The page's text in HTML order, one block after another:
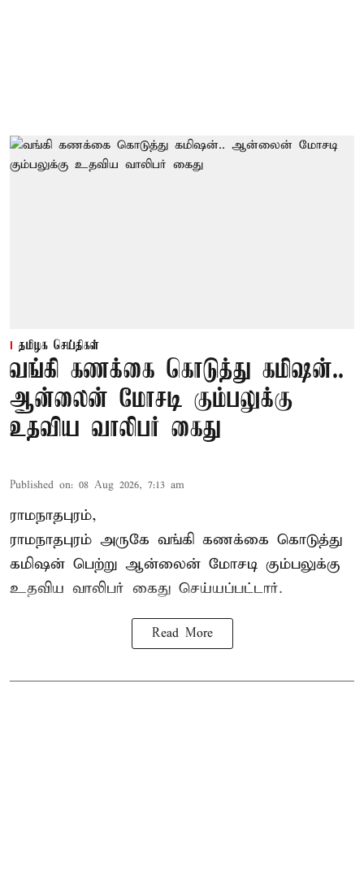
தமிழக செய்திகள்
வங்கி கணக்கை கொடுத்து கமிஷன்..
ஆன்லைன் மோசடி கும்பலுக்கு
உதவிய வாலிபர் கைது
Published on: 08 Aug 2026, 7:13 am
ராமநாதபுரம்,
ராமநாதபுரம் அருகே வங்கி கணக்கை கொடுத்து
கமிஷன் பெற்று ஆன்லைன் மோசடி கும்பலுக்கு
உதவிய வாலிபர் கைது செய்யப்பட்டார்.
Read More